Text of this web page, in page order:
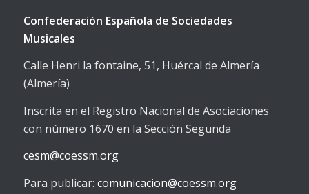
Confederación Española de Sociedades
Musicales
Calle Henri la fontaine, 51, Huércal de Almería
(Almería)
Inscrita en el Registro Nacional de Asociaciones
con número 1670 en la Sección Segunda
cesm@coessm.org
Para publicar: comunicacion@coessm.org